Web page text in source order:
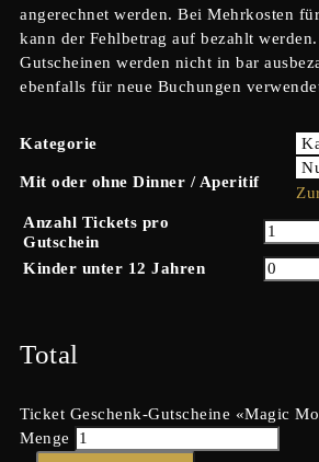
angerechnet werden. Bei Mehrkosten
kann der Fehlbetrag auf bezahlt
Gutscheinen werden nicht in bar
ebenfalls für neue Buchungen
Kategorie
Mit oder ohne Dinner / Aperitif
Anzahl Tickets pro
Gutschein
Kinder unter 12 Jahren
Total
Ticket Geschenk-Gutscheine «Magic
Menge